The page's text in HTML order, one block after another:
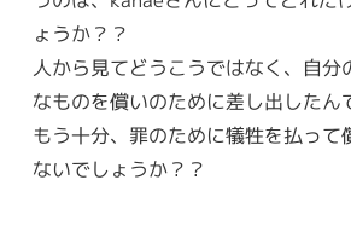
ょうか？？
人から見てどうこうではなく、自分
なものを償いのために差し出したん
もう十分、罪のために犠牲を払って
ないでしょうか？？